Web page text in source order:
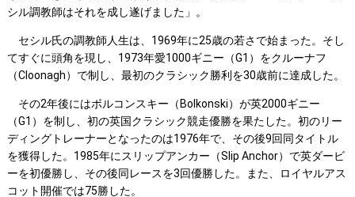
シル調教師はそれを成し遂げました」。
セシル氏の調教師人生は、1969年に25歳の若さで始まった。そし
てすぐに頭角を現し、1973年愛1000ギニー（G1）をクルーナフ
（Cloonagh）で制し、最初のクラシック勝利を30歳前に達成した。
その2年後にはボルコンスキー（Bolkonski）が英2000ギニー
（G1）を制し、初の英国クラシック競走優勝を果たした。初のリー
ディングトレーナーとなったのは1976年で、その後9回同タイトル
を獲得した。1985年にスリップアンカー（Slip Anchor）で英ダービ
ーを初優勝し、その後同レースを3回優勝した。また、ロイヤルアス
コット開催では75勝した。